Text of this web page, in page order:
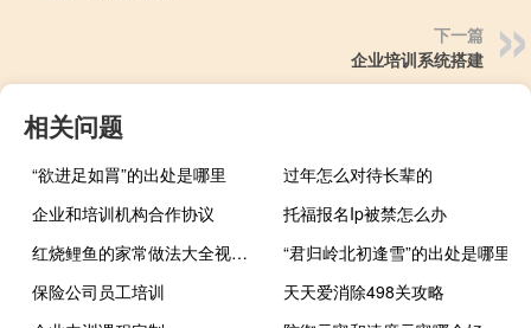
下一篇
企业培训系统搭建
相关问题
“欲进足如罥”的出处是哪里
过年怎么对待长辈的
企业和培训机构合作协议
托福报名Ip被禁怎么办
红烧鲤鱼的家常做法大全视频教程（红烧鲤鱼的家常做法大全）
“君归岭北初逢雪”的出处是哪里
保险公司员工培训
天天爱消除498关攻略